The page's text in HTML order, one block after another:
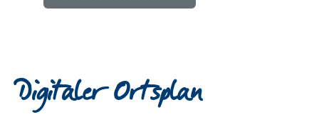
Digitaler Ortsplan